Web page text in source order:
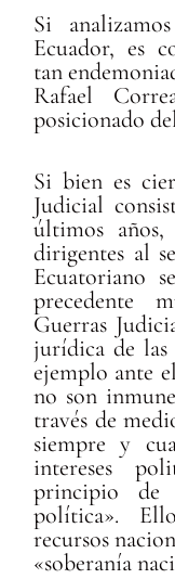
Si
Ecuador, es
tan
Rafael
posicionado
Si bien es
Judicial
últimos
dirigentes al
Ecuatoriano
precedente
Guerras
jurídica de las
ejemplo ante
no son
través de
siempre y
intereses
principio de
política».
recursos
«soberanía